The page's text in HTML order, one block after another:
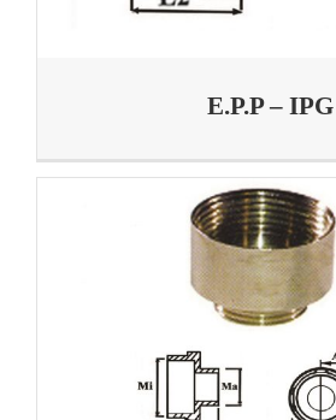
E.P.P – IPG